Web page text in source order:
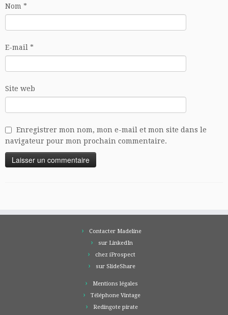
Nom *
E-mail *
Site web
Enregistrer mon nom, mon e-mail et mon site dans le
navigateur pour mon prochain commentaire.
Contacter Madeline
sur LinkedIn
chez iProspect
sur SlideShare
Mentions légales
Téléphone Vintage
Redingote pirate